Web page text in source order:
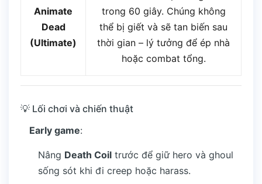
Animate
Dead
(Ultimate)
trong 60 giây. Chúng không
thể bị giết và sẽ tan biến sau
thời gian – lý tưởng để ép nhà
hoặc combat tổng.
💡 Lối chơi và chiến thuật
Early game:
Nâng Death Coil trước để giữ hero và ghoul
sống sót khi đi creep hoặc harass.